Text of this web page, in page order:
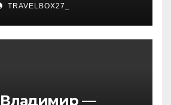
успеха, музыка
TRAVELBOX27_
Владимир —